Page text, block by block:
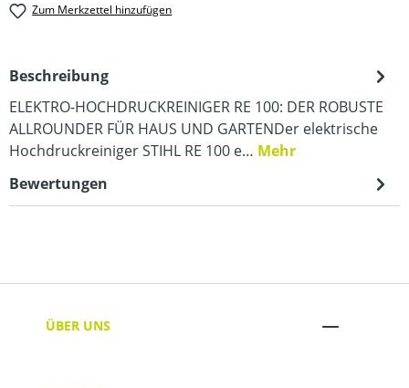
Zum Merkzettel hinzufügen
Beschreibung
ELEKTRO-HOCHDRUCKREINIGER RE 100: DER ROBUSTE
ALLROUNDER FÜR HAUS UND GARTENDer elektrische
Hochdruckreiniger STIHL RE 100 e… Mehr
Bewertungen
ÜBER UNS